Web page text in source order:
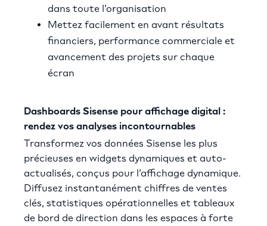
dans toute l’organisation
Mettez facilement en avant résultats
financiers, performance commerciale et
avancement des projets sur chaque
écran
Dashboards Sisense pour affichage digital :
rendez vos analyses incontournables
Transformez vos données Sisense les plus
précieuses en widgets dynamiques et auto-
actualisés, conçus pour l’affichage dynamique.
Diffusez instantanément chiffres de ventes
clés, statistiques opérationnelles et tableaux
de bord de direction dans les espaces à forte